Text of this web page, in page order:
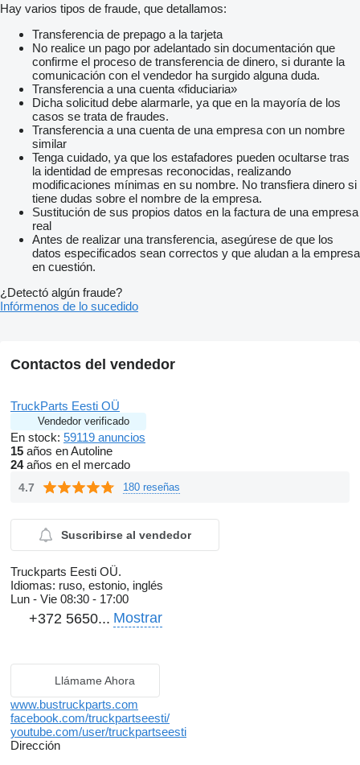
Hay varios tipos de fraude, que detallamos:
Transferencia de prepago a la tarjeta
No realice un pago por adelantado sin documentación que
confirme el proceso de transferencia de dinero, si durante la
comunicación con el vendedor ha surgido alguna duda.
Transferencia a una cuenta «fiduciaria»
Dicha solicitud debe alarmarle, ya que en la mayoría de los
casos se trata de fraudes.
Transferencia a una cuenta de una empresa con un nombre
similar
Tenga cuidado, ya que los estafadores pueden ocultarse tras
la identidad de empresas reconocidas, realizando
modificaciones mínimas en su nombre. No transfiera dinero si
tiene dudas sobre el nombre de la empresa.
Sustitución de sus propios datos en la factura de una empresa
real
Antes de realizar una transferencia, asegúrese de que los
datos especificados sean correctos y que aludan a la empresa
en cuestión.
¿Detectó algún fraude?
Infórmenos de lo sucedido
Contactos del vendedor
TruckParts Eesti OÜ
Vendedor verificado
En stock: 59119 anuncios
15 años en Autoline
24años en el mercado
4.7 180 reseñas
Suscribirse al vendedor
Truckparts Eesti OÜ.
Idiomas: ruso, estonio, inglés
Lun - Vie 08:30 - 17:00
+372 5650... Mostrar
Llámame Ahora
www.bustruckparts.com
facebook.com/truckpartseesti/
youtube.com/user/truckpartseesti
Dirección